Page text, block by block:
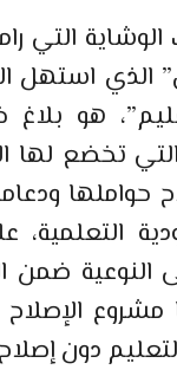
التي
الذي استهل
هو
التي تخضع
حواملها
التعلمية،
ضمن
دون